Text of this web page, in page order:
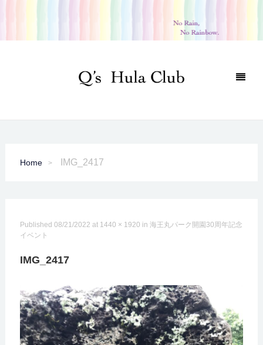
Home IMG_2417
Published 08/21/2022 at 1440 × 1920 in 海王丸パーク開園30周年記念
イベント
IMG_2417